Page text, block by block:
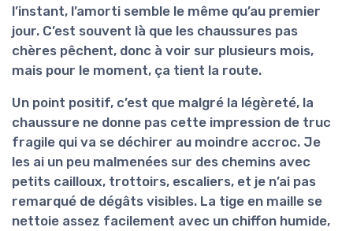
l’instant, l’amorti semble le même qu’au premier
jour. C’est souvent là que les chaussures pas
chères pêchent, donc à voir sur plusieurs mois,
mais pour le moment, ça tient la route.
Un point positif, c’est que malgré la légèreté, la
chaussure ne donne pas cette impression de truc
fragile qui va se déchirer au moindre accroc. Je
les ai un peu malmenées sur des chemins avec
petits cailloux, trottoirs, escaliers, et je n’ai pas
remarqué de dégâts visibles. La tige en maille se
nettoie assez facilement avec un chiffon humide,